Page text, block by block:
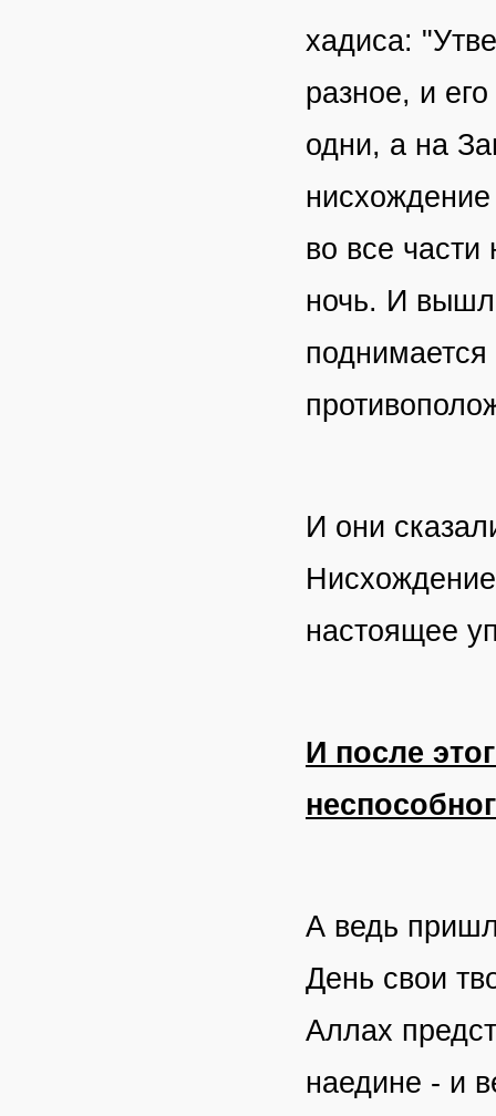
хадиса:
разное, и
одни, а на
во все части
ночь. И
поднимается
И они
настоящее
И после
А ведь
День свои
Аллах
наедине - и